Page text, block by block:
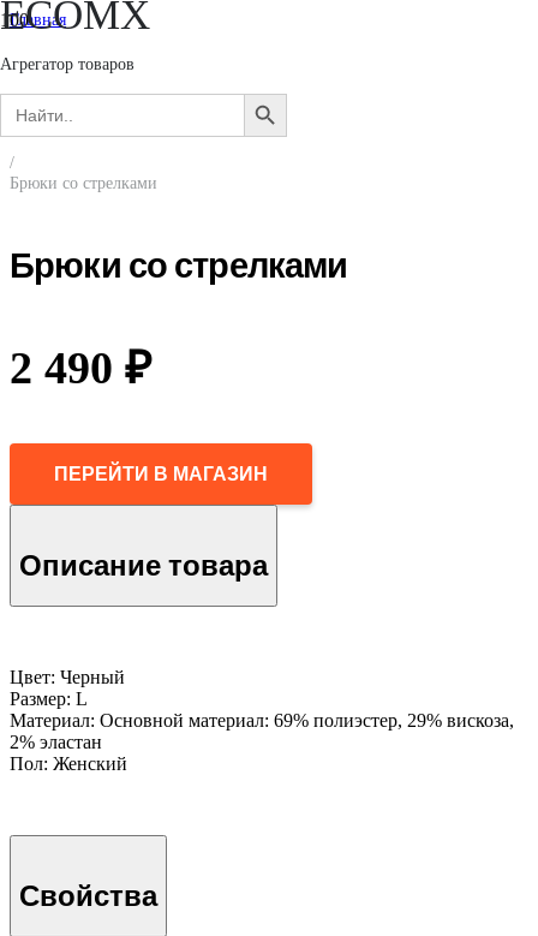
ECOMX
Агрегатор товаров
Search
for:
SEARCH
BUTTON
Главная
Женщинам
Одежда
Брюки
/
Брюки со стрелками
Брюки со стрелками
2 490 ₽
ПЕРЕЙТИ В МАГАЗИН
Описание товара
Цвет: Черный
Размер: L
Материал: Основной материал: 69% полиэстер, 29% вискоза,
2% эластан
Пол: Женский
Свойства